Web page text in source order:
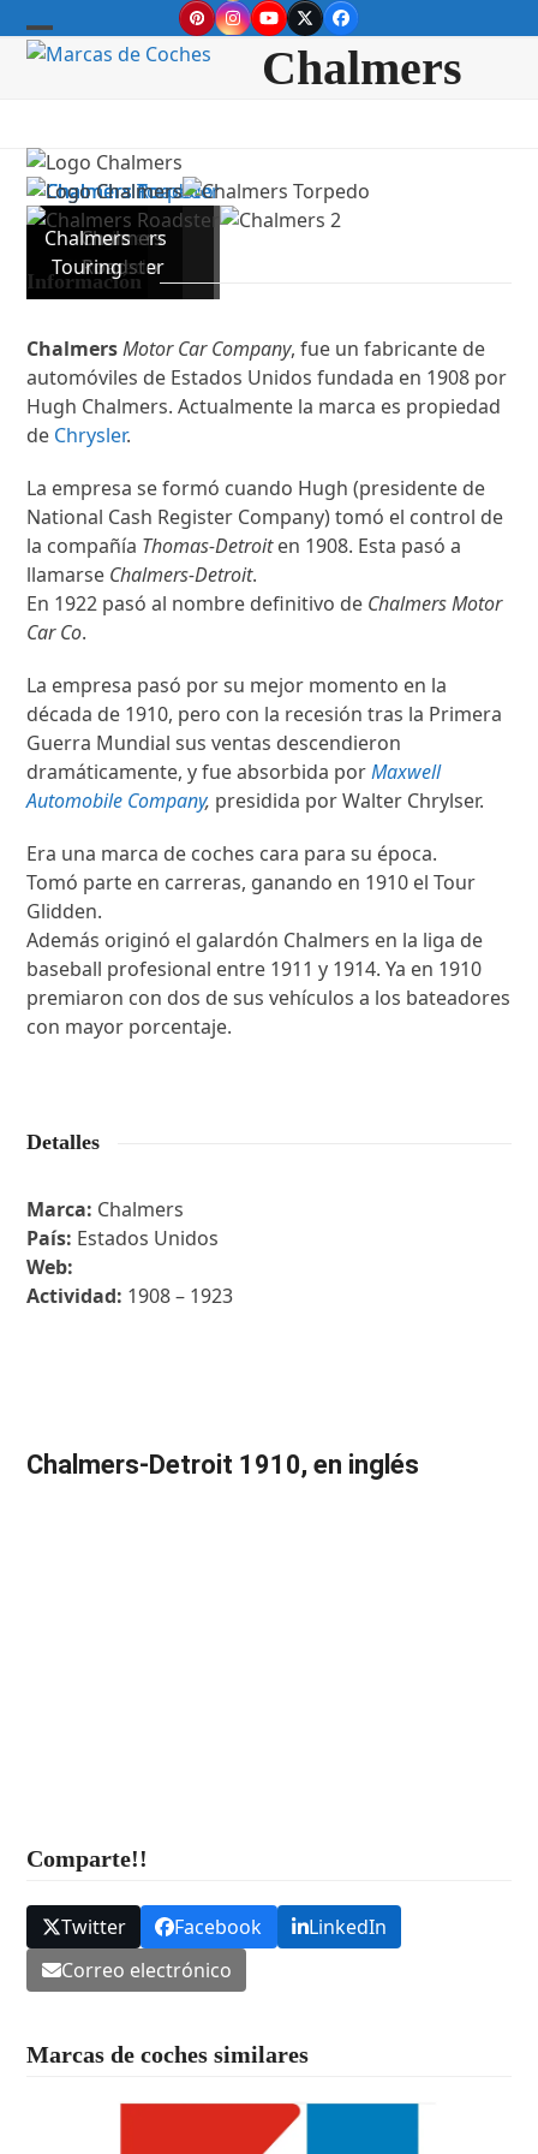
to
PinterestInstagram
YouTube
TwitterFacebook
Open
Close
Chalmers
Logo
Chalmers
Chalmers
Torpedo
Chalmers
Roadster
Chalmers
Touring
Información
ChalmersMotor Car Company, fue un fabricante de
automóviles de Estados Unidos fundada en 1908 por
Hugh Chalmers. Actualmente la marca es propiedad
de Chrysler.
La empresa se formó cuando Hugh (presidente de
National Cash Register Company) tomó el control de
la compañía Thomas-Detroiten 1908. Esta pasó a
llamarse Chalmers-Detroit.
En 1922 pasó al nombre definitivo de Chalmers Motor
Car Co.
La empresa pasó por su mejor momento en la
década de 1910, pero con la recesión tras la Primera
Guerra Mundial sus ventas descendieron
dramáticamente, y fue absorbida porMaxwell
Automobile Company, presidida por Walter Chrylser.
Era una marca de coches cara para su época.
Tomó parte en carreras, ganando en 1910 el Tour
Glidden.
Además originó el galardón Chalmers en la liga de
baseball profesional entre 1911 y 1914. Ya en 1910
premiaron con dos de sus vehículos a los bateadores
con mayor porcentaje.
Detalles
Marca: Chalmers
País: Estados Unidos
Web:
Actividad: 1908 – 1923
Chalmers-Detroit 1910, en inglés
Comparte!!
Twitter Facebook
LinkedIn
Correo electrónico
Marcas de coches similares